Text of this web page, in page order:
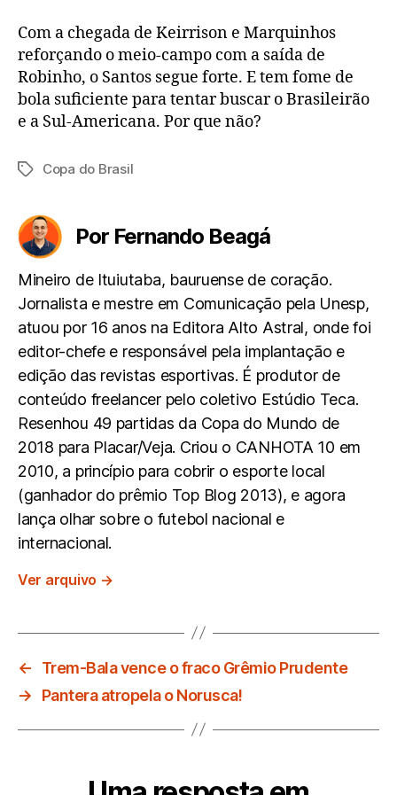
Com a chegada de Keirrison e Marquinhos
reforçando o meio-campo com a saída de
Robinho, o Santos segue forte. E tem fome de
bola suficiente para tentar buscar o Brasileirão
e a Sul-Americana. Por que não?
TagsCopa do Brasil
Por Fernando Beagá
Mineiro de Ituiutaba, bauruense de coração.
Jornalista e mestre em Comunicação pela Unesp,
atuou por 16 anos na Editora Alto Astral, onde foi
editor-chefe e responsável pela implantação e
edição das revistas esportivas. É produtor de
conteúdo freelancer pelo coletivo Estúdio Teca.
Resenhou 49 partidas da Copa do Mundo de
2018 para Placar/Veja. Criou o CANHOTA 10 em
2010, a princípio para cobrir o esporte local
(ganhador do prêmio Top Blog 2013), e agora
lança olhar sobre o futebol nacional e
internacional.
Ver arquivo →
←
Trem-Bala vence o fraco Grêmio Prudente
→
Pantera atropela o Norusca!